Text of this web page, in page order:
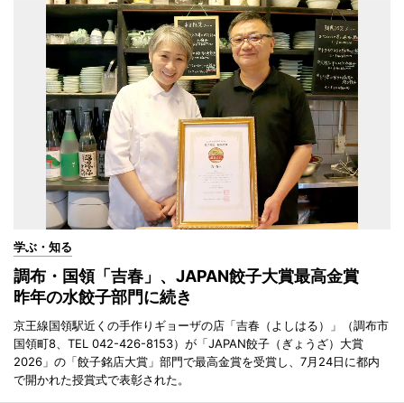
学ぶ・知る
調布・国領「吉春」、JAPAN餃子大賞最高金賞
昨年の水餃子部門に続き
京王線国領駅近くの手作りギョーザの店「吉春（よしはる）」（調布市
国領町8、TEL 042-426-8153）が「JAPAN餃子（ぎょうざ）大賞
2026」の「餃子銘店大賞」部門で最高金賞を受賞し、7月24日に都内
で開かれた授賞式で表彰された。